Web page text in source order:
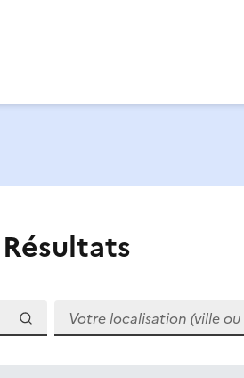
Résultats
Votre localisation (ville ou